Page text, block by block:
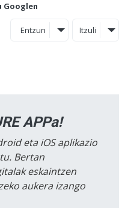
Googlen
Entzun Itzuli
APPa!
eta iOS aplikazio
Bertan
eskaintzen
aukera izango